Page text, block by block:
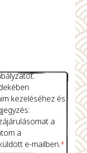
kezeléséhez és
a
a
e-mailben.*